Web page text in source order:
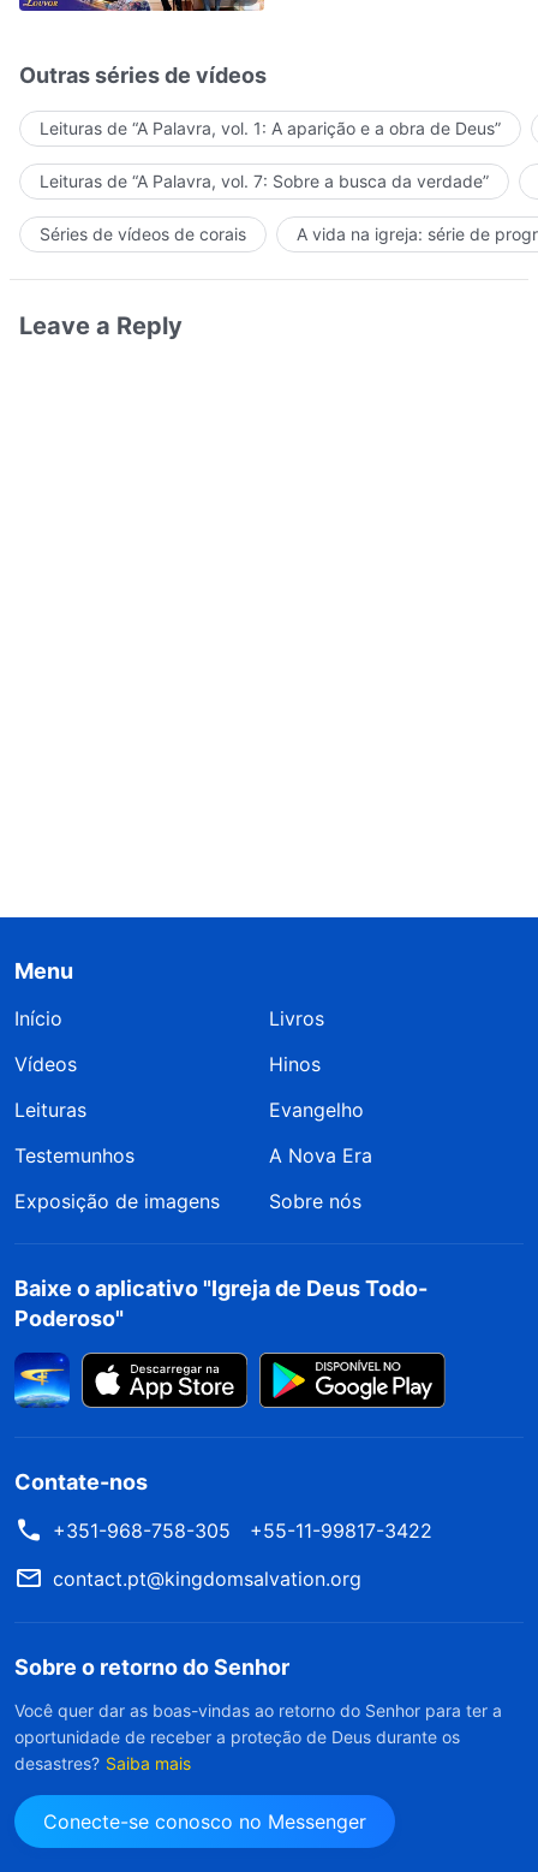
Outras séries de vídeos
Leituras de “A Palavra, vol. 1: A aparição e a obra de Deus”
Leituras de “A Palavra, vol. 7: Sobre a busca da verdade”
Séries de vídeos de corais A vida na igreja: série de
Leave a Reply
Menu
Início
Livros
Vídeos
Hinos
Leituras
Evangelho
Testemunhos
A Nova Era
Exposição de imagens
Sobre nós
Baixe o aplicativo "Igreja de Deus Todo-
Poderoso"
Contate-nos
+351-968-758-305
+55-11-99817-3422
contact.pt@kingdomsalvation.org
Sobre o retorno do Senhor
Você quer dar as boas-vindas ao retorno do Senhor para ter a
oportunidade de receber a proteção de Deus durante os
desastres? Saiba mais
Conecte-se conosco no Messenger